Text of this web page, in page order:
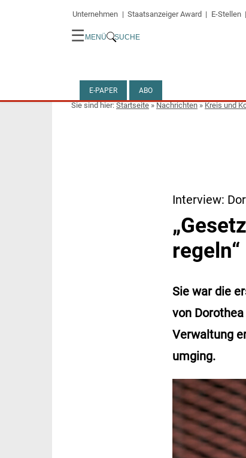
Unternehmen Staatsanzeiger Award E-Stellen
☰ MENÜ SUCHE
E-PAPER ABO
Startseite»Nachrichten»Kreis und
Interview:
regeln“
Sie war die
von
Verwaltung
umging.